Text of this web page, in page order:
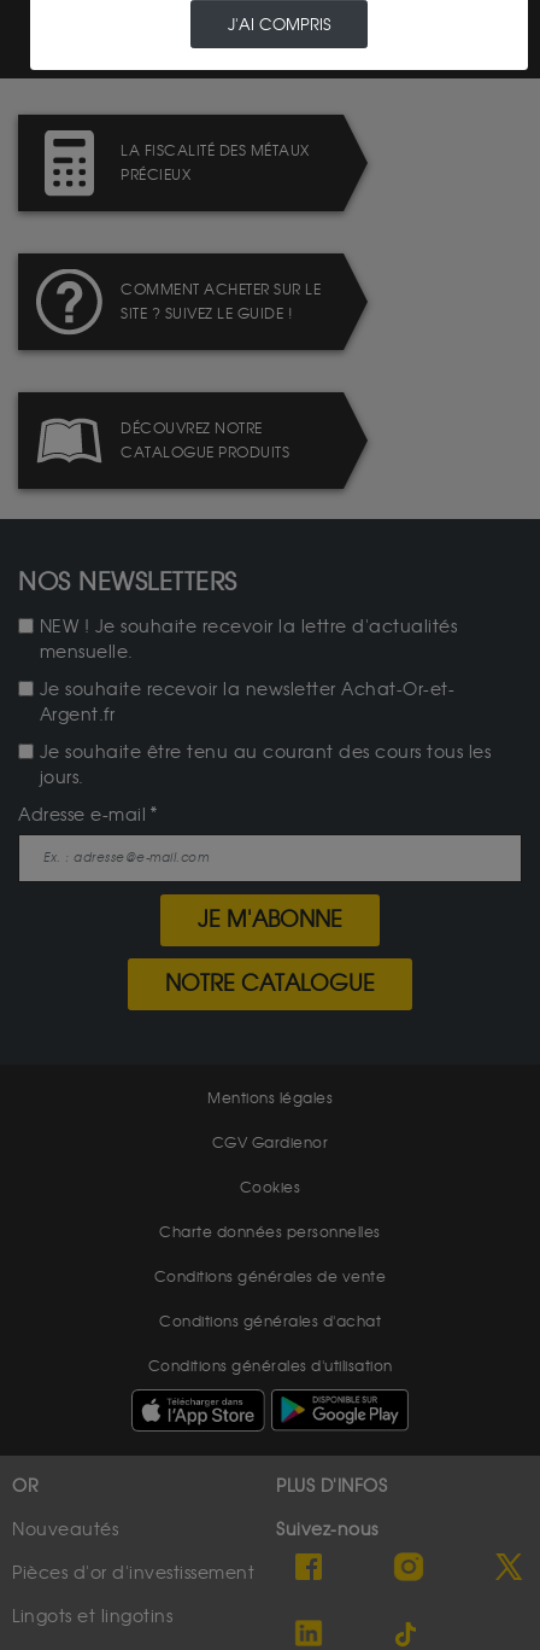
LA FISCALITÉ DES MÉTAUX
PRÉCIEUX
COMMENT ACHETER SUR LE
SITE ? SUIVEZ LE GUIDE !
DÉCOUVREZ NOTRE
CATALOGUE PRODUITS
NOS NEWSLETTERS
NEW ! Je souhaite recevoir la lettre d'actualités
mensuelle.
Je souhaite recevoir la newsletter Achat-Or-et-
Argent.fr
Je souhaite être tenu au courant des cours tous les
jours.
Adresse e-mail
JE M'ABONNE
NOTRE CATALOGUE
Mentions légales
CGV Gardienor
Cookies
Charte données personnelles
Conditions générales de vente
Conditions générales d'achat
Conditions générales d'utilisation
OR
Nouveautés
Pièces d'or d'investissement
Lingots et lingotins
PLUS D'INFOS
Suivez-nous
J'AI COMPRIS